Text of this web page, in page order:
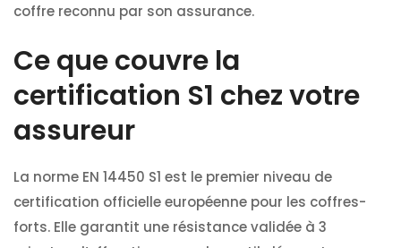
coffre reconnu par son assurance.
Ce que couvre la
certification S1 chez votre
assureur
La norme EN 14450 S1 est le premier niveau de
certification officielle européenne pour les coffres-
forts. Elle garantit une résistance validée à 3